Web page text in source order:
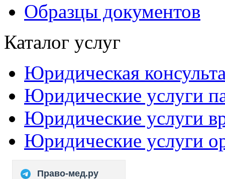
Образцы документов
Каталог услуг
Юридическая
Юридические услуги
Юридические услуги
Юридические услуги
Право-мед.ру